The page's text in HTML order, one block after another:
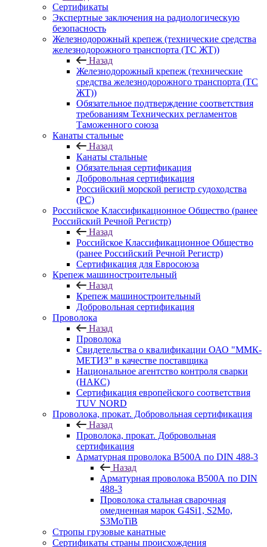
Сертификаты
Экспертные заключения на радиологическую
безопасность
Железнодорожный крепеж (технические средства
железнодорожного транспорта (ТС ЖТ))
Назад
Железнодорожный крепеж (технические
средства железнодорожного транспорта (ТС
ЖТ))
Обязательное подтверждение соответствия
требованиям Технических регламентов
Таможенного союза
Канаты стальные
Назад
Канаты стальные
Обязательная сертификация
Добровольная сертификация
Российский морской регистр судоходства
(РС)
Российское Классификационное Общество (ранее
Российский Речной Регистр)
Назад
Российское Классификационное Общество
(ранее Российский Речной Регистр)
Сертификация для Евросоюза
Крепеж машиностроительный
Назад
Крепеж машиностроительный
Добровольная сертификация
Проволока
Назад
Проволока
Свидетельства о квалификации ОАО "ММК-
МЕТИЗ" в качестве поставщика
Национальное агентство контроля сварки
(НАКС)
Сертификация европейского соответствия
TUV NORD
Проволока, прокат. Добровольная сертификация
Назад
Проволока, прокат. Добровольная
сертификация
Арматурная проволока В500А по DIN 488-3
Назад
Арматурная проволока В500А по DIN
488-3
Проволока стальная сварочная
омедненная марок G4Si1, S2Mo,
S3MoTiB
Стропы грузовые канатные
Сертификаты страны происхождения